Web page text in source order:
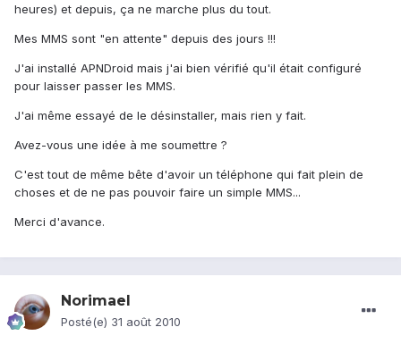
heures) et depuis, ça ne marche plus du tout.
Mes MMS sont "en attente" depuis des jours !!!
J'ai installé APNDroid mais j'ai bien vérifié qu'il était configuré
pour laisser passer les MMS.
J'ai même essayé de le désinstaller, mais rien y fait.
Avez-vous une idée à me soumettre ?
C'est tout de même bête d'avoir un téléphone qui fait plein de
choses et de ne pas pouvoir faire un simple MMS...
Merci d'avance.
Norimael
Posté(e) 31 août 2010